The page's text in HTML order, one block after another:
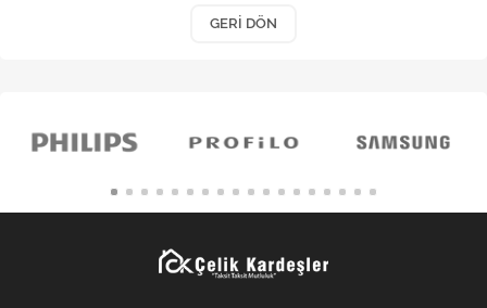
GERI DÖN